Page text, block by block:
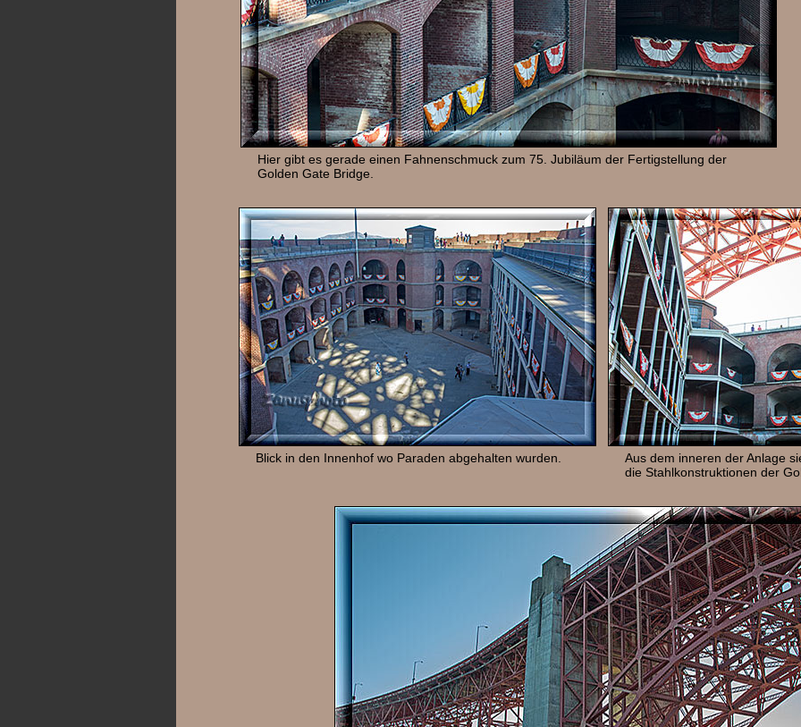
Hier gibt es gerade einen Fahnenschmuck zum 75. Jubiläum der Fertigstellung der
Golden Gate Bridge.
Blick in den Innenhof wo Paraden abgehalten wurden.
Aus dem inneren der Anlage
die Stahlkonstruktionen der